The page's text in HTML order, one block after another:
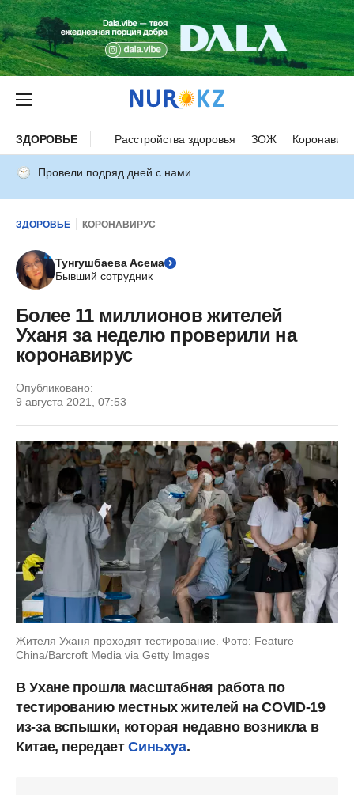
ЗДОРОВЬЕ Расстройства здоровья ЗОЖ
Провели подряд дней с нами
ЗДОРОВЬЕ КОРОНАВИРУС
Тунгушбаева Асема
Бывший сотрудник
Более 11 миллионов жителей
Уханя за неделю проверили на
коронавирус
Опубликовано:
9 августа 2021, 07:53
Жителя Уханя проходят тестирование. Фото: Feature
China/Barcroft Media via Getty Images
В Ухане прошла масштабная работа по
тестированию местных жителей на COVID-19
из-за вспышки, которая недавно возникла в
Китае, передаетСиньхуа.